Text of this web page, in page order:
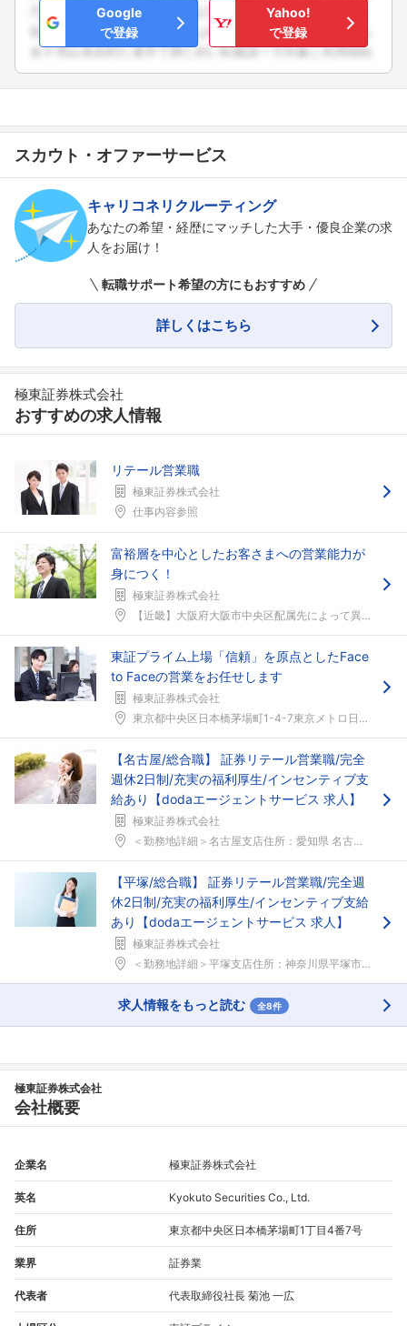
フォローしました
Google
で登録
Yahoo!
で登録
スカウト・オファーサービス
キャリコネリクルーティング
あなたの希望・経歴にマッチした大手・優良企業の求
人をお届け！
転職サポート希望の方にもおすすめ
詳しくはこちら
極東証券株式会社
おすすめの求人情報
リテール営業職
極東証券株式会社
仕事内容参照
富裕層を中心としたお客さまへの営業能力が
身につく！
極東証券株式会社
【近畿】大阪府大阪市中央区配属先によって異なる
東証プライム上場「信頼」を原点としたFace
to Faceの営業をお任せします
極東証券株式会社
東京都中央区日本橋茅場町1-4-7東京メトロ日比谷...
【名古屋/総合職】 証券リテール営業職/完全
週休2日制/充実の福利厚生/インセンティブ支
給あり【dodaエージェントサービス 求人】
極東証券株式会社
＜勤務地詳細＞名古屋支店住所：愛知県 名古屋市東区...
【平塚/総合職】 証券リテール営業職/完全週
休2日制/充実の福利厚生/インセンティブ支給
あり【dodaエージェントサービス 求人】
極東証券株式会社
＜勤務地詳細＞平塚支店住所：神奈川県平塚市宝町3&...
求人情報をもっと読む 全8件
極東証券株式会社
会社概要
企業名 極東証券株式会社
英名 Kyokuto Securities Co., Ltd.
住所 東京都中央区日本橋茅場町1丁目4番7号
業界 証券業
代表者 代表取締役社長 菊池 一広